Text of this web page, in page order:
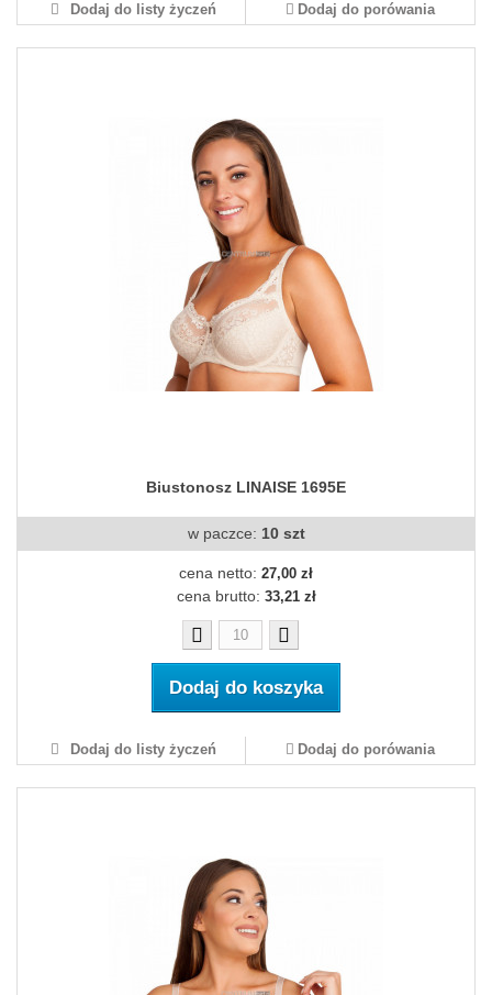
Dodaj do listy życzeń Dodaj do porówania
Biustonosz LINAISE 1695E
w paczce: 10 szt
cena netto: 27,00 zł
cena brutto: 33,21 zł
Dodaj do koszyka
Dodaj do listy życzeń Dodaj do porówania